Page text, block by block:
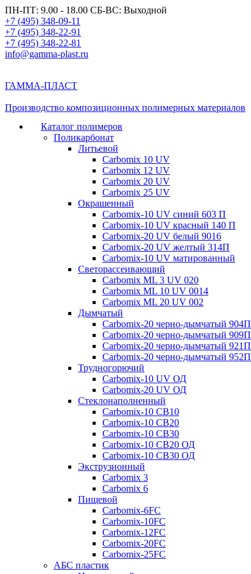
ПН-ПТ: 9.00 - 18.00 СБ-ВС: Выходной
+7 (495) 348-09-11
+7 (495) 348-22-91
+7 (495) 348-22-81
info@gamma-plast.ru
ГАММА-ПЛАСТ
Производство композиционных полимерных материалов
Каталог полимеров
Поликарбонат
Литьевой
Carbomix 10 UV
Carbomix 12 UV
Carbomix 20 UV
Carbomix 25 UV
Окрашенный
Carbomix-10 UV синий 603 П
Carbomix-10 UV красный 140 П
Carbomix-20 UV белый 9016
Carbomix-20 UV желтый 314П
Carbomix-10 UV матированный
Светорассеивающий
Carbomix ML 3 UV 020
Carbomix ML 10 UV 0014
Carbomix ML 20 UV 002
Дымчатый
Carbomix-20 черно-дымчатый 904П
Carbomix-20 черно-дымчатый 909П
Carbomix-20 черно-дымчатый 921П
Carbomix-20 черно-дымчатый 952П
Трудногорючий
Carbomix-10 UV ОД
Carbomix-20 UV ОД
Стеклонаполненный
Carbomix-10 СВ10
Carbomix-10 СВ20
Carbomix-10 СВ30
Carbomix-10 СВ20 ОД
Carbomix-10 СВ30 ОД
Экструзионный
Carbomix 3
Carbomix 6
Пищевой
Carbomix-6FC
Carbomix-10FC
Carbomix-12FC
Carbomix-20FC
Carbomix-25FC
АБС пластик